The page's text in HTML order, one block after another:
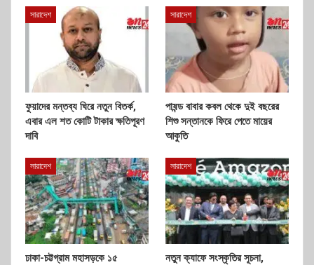
সারাদেশ
ফুয়াদের মন্তব্য ঘিরে নতুন বিতর্ক,
এবার এল শত কোটি টাকার ক্ষতিপূরণ
দাবি
সারাদেশ
পাষন্ড বাবার কবল থেকে দুই বছরের
শিশু সন্তানকে ফিরে পেতে মায়ের
আকুতি
সারাদেশ
ঢাকা-চট্টগ্রাম মহাসড়কে ১৫
সারাদেশ
নতুন ক্যাফে সংস্কৃতির সূচনা,